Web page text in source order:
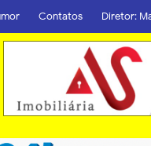
Contatos Diretor: